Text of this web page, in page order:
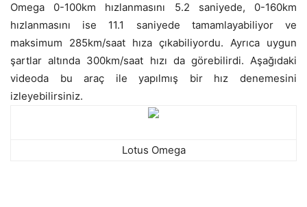
Omega 0-100km hızlanmasını 5.2 saniyede, 0-160km
hızlanmasını ise 11.1 saniyede tamamlayabiliyor ve
maksimum 285km/saat hıza çıkabiliyordu. Ayrıca uygun
şartlar altında 300km/saat hızı da görebilirdi. Aşağıdaki
videoda bu araç ile yapılmış bir hız denemesini
izleyebilirsiniz.
Lotus Omega